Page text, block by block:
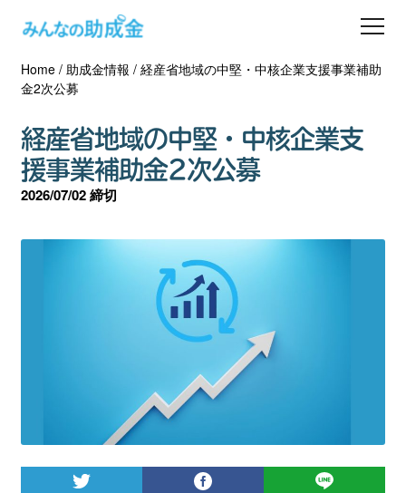
助成金を探す
士業の方へ
助成金コラム
専門家一覧
会員登録
ログイン
Home/ 助成金情報 / 経産省地域の中堅・中核企業支援事業補助
金2次公募
経産省地域の中堅・中核企業支
援事業補助金2次公募
2026/07/02 締切